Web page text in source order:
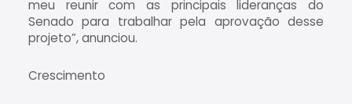
meu reunir com as principais lideranças do
Senado para trabalhar pela aprovação desse
projeto”, anunciou.
Crescimento